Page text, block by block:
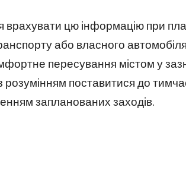
врахувати цю інформацію при
або власного
пересування містом у
розумінням поставитися до
запланованих заходів.